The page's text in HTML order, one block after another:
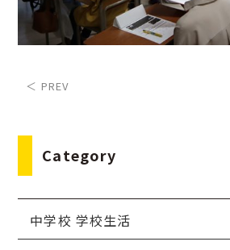
＜ PREV
Category
中学校 学校生活